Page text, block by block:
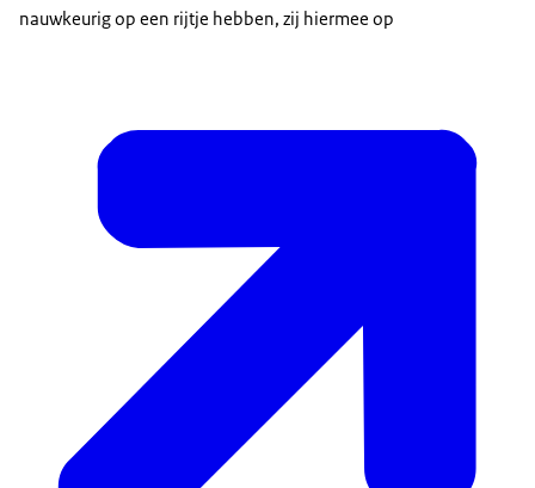
nauwkeurig op een rijtje hebben, zij hiermee op